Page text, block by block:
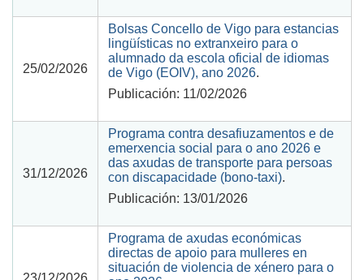
25/02/2026
Bolsas Concello de Vigo para estancias
lingüísticas no extranxeiro para o
alumnado da escola oficial de idiomas
de Vigo (EOIV), ano 2026.
Publicación: 11/02/2026
31/12/2026
Programa contra desafiuzamentos e de
emerxencia social para o ano 2026 e
das axudas de transporte para persoas
con discapacidade (bono-taxi).
Publicación: 13/01/2026
Programa de axudas económicas
directas de apoio para mulleres en
situación de violencia de xénero para o